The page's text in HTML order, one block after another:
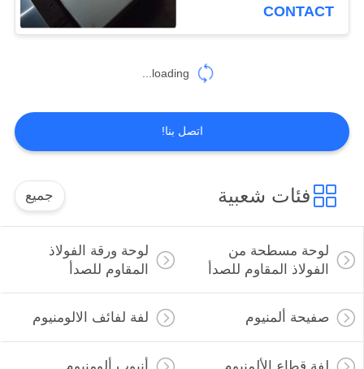
أنابيب مستديرة من
41
شريط الجولة الفولاذ
المقاوم للصدأ
35
CONTACT
loading...
اتصل بنا!
فئات شعبية جميع
لوحة مسطحة من
الفولاذ المقاوم للصدأ
لوحة ورقة الفولاذ
المقاوم للصدأ
صفيحة ألمنيوم لفة لفائف الالومنيوم